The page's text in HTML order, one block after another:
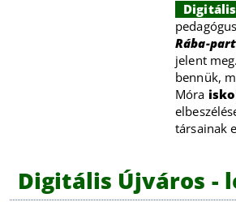
Rába-
jelent
bennük,
Móra
társainak
Digitális Újváros -